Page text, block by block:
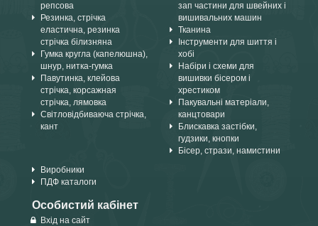
репсова
Резинка, стрічка
еластична, резинка
стрічка білизняна
Гумка кругла (капелюшна),
шнур, нитка-гумка
Павутинка, клейова
стрічка, корсажная
стрічка, лямовка
Світловідбиваюча стрічка,
кант
зап частини для швейних і
вишивальних машин
Тканина
Інструменти для шиття і
хобі
Набіри і схеми для
вишивки бісером і
хрестиком
Пакувальні матеріали,
канцтовари
Блискавка застібки,
гудзики, кнопки
Бісер, стрази, намистини
Виробники
ПДФ каталоги
Особистий кабінет
Вхід на сайт